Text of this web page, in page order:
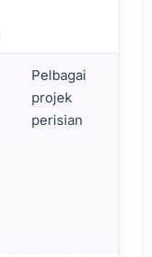
Pelbagai
projek
perisian